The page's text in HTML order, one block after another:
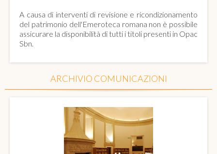
A causa di interventi di revisione e ricondizionamento
del patrimonio dell'Emeroteca romana non è possibile
assicurare la disponibilità di tutti i titoli presenti in Opac
Sbn.
ARCHIVIO COMUNICAZIONI